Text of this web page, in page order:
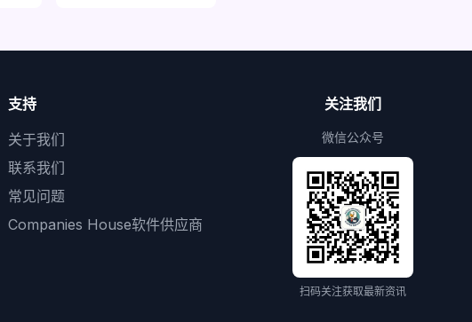
支持
关于我们
联系我们
常见问题
Companies House软件供应商
关注我们
微信公众号
扫码关注获取最新资讯